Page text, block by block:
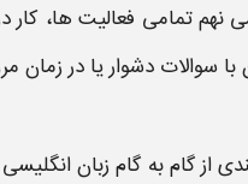
​نهمتمامی فعالیت ها، کار
سوالات دشوار یا در زمان
ازگام به گام زبان